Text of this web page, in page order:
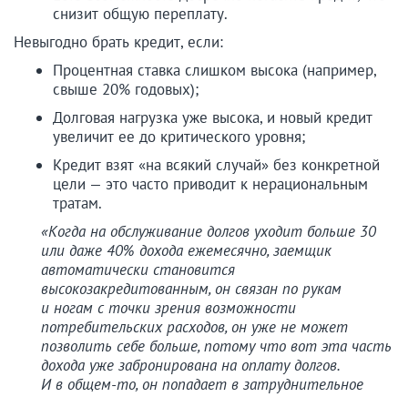
снизит общую переплату.
Невыгодно брать кредит, если:
Процентная ставка слишком высока (например,
свыше 20% годовых);
Долговая нагрузка уже высока, и новый кредит
увеличит ее до критического уровня;
Кредит взят «на всякий случай» без конкретной
цели — это часто приводит к нерациональным
тратам.
«Когда на обслуживание долгов уходит больше 30
или даже 40% дохода ежемесячно, заемщик
автоматически становится
высокозакредитованным, он связан по рукам
и ногам с точки зрения возможности
потребительских расходов, он уже не может
позволить себе больше, потому что вот эта часть
дохода уже забронирована на оплату долгов.
И в общем-то, он попадает в затруднительное